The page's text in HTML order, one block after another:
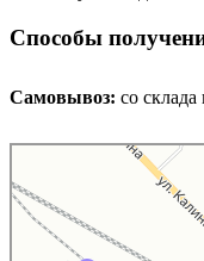
Способы
Самовывоз: cо склада